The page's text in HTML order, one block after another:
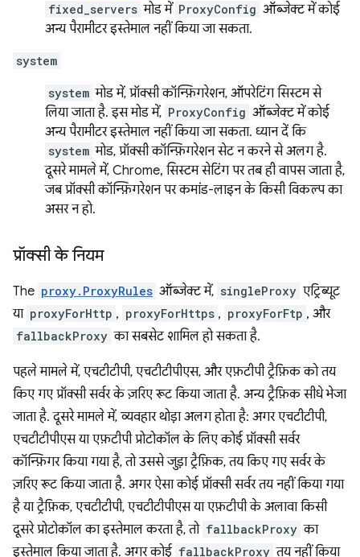
fixed_servers मोड में ProxyConfig ऑब्जेक्ट में कोई
अन्य पैरामीटर इस्तेमाल नहीं किया जा सकता.
system
system मोड में, प्रॉक्सी कॉन्फ़िगरेशन, ऑपरेटिंग सिस्टम से
लिया जाता है. इस मोड में, ProxyConfig ऑब्जेक्ट में कोई
अन्य पैरामीटर इस्तेमाल नहीं किया जा सकता. ध्यान दें कि
system मोड, प्रॉक्सी कॉन्फ़िगरेशन सेट न करने से अलग है.
दूसरे मामले में, Chrome, सिस्टम सेटिंग पर तब ही वापस जाता है,
जब प्रॉक्सी कॉन्फ़िगरेशन पर कमांड-लाइन के किसी विकल्प का
असर न हो.
प्रॉक्सी के नियम
The proxy.ProxyRules ऑब्जेक्ट में, singleProxy एट्रिब्यूट
या proxyForHttp , proxyForHttps , proxyForFtp , और
fallbackProxy का सबसेट शामिल हो सकता है.
पहले मामले में, एचटीटीपी, एचटीटीपीएस, और एफ़टीपी ट्रैफ़िक को तय
किए गए प्रॉक्सी सर्वर के ज़रिए रूट किया जाता है. अन्य ट्रैफ़िक सीधे भेजा
जाता है. दूसरे मामले में, व्यवहार थोड़ा अलग होता है: अगर एचटीटीपी,
एचटीटीपीएस या एफ़टीपी प्रोटोकॉल के लिए कोई प्रॉक्सी सर्वर
कॉन्फ़िगर किया गया है, तो उससे जुड़ा ट्रैफ़िक, तय किए गए सर्वर के
ज़रिए रूट किया जाता है. अगर ऐसा कोई प्रॉक्सी सर्वर तय नहीं किया गया
है या ट्रैफ़िक, एचटीटीपी, एचटीटीपीएस या एफ़टीपी के अलावा किसी
दूसरे प्रोटोकॉल का इस्तेमाल करता है, तो fallbackProxy का
इस्तेमाल किया जाता है. अगर कोई fallbackProxy तय नहीं किया